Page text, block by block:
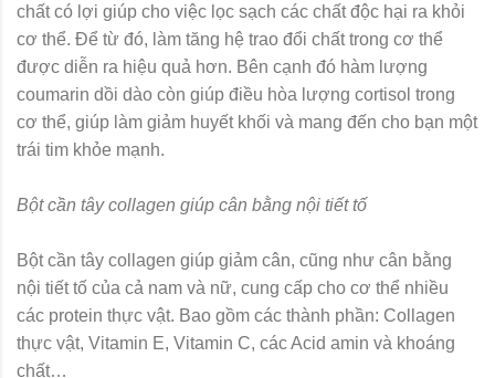
chất có lợi giúp cho việc lọc sạch các chất độc hại ra khỏi
cơ thể. Để từ đó, làm tăng hệ trao đổi chất trong cơ thể
được diễn ra hiệu quả hơn. Bên cạnh đó hàm lượng
coumarin dồi dào còn giúp điều hòa lượng cortisol trong
cơ thể, giúp làm giảm huyết khối và mang đến cho bạn một
trái tim khỏe mạnh.
Bột cần tây collagen giúp cân bằng nội tiết tố
Bột cần tây collagen giúp giảm cân, cũng như cân bằng
nội tiết tố của cả nam và nữ, cung cấp cho cơ thể nhiều
các protein thực vật. Bao gồm các thành phần: Collagen
thực vật, Vitamin E, Vitamin C, các Acid amin và khoáng
chất…